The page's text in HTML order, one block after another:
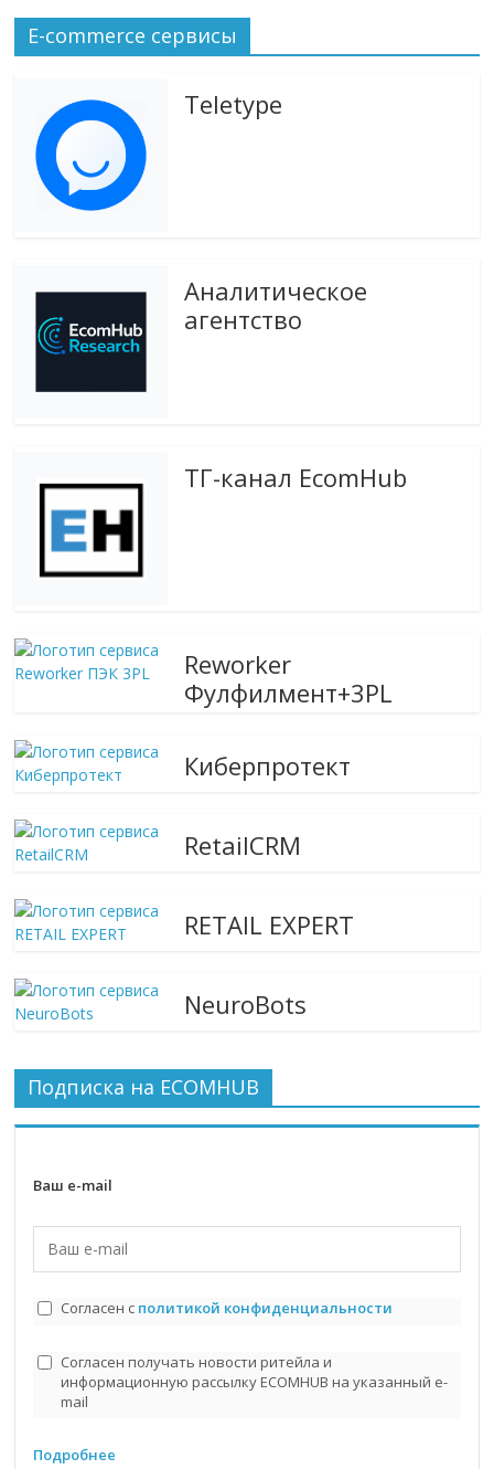
E-commerce сервисы
Teletype
Аналитическое
агентство
ТГ-канал EcomHub
Reworker
Фулфилмент+3PL
Киберпротект
RetailCRM
RETAIL EXPERT
NeuroBots
Подписка на ECOMHUB
Ваш e-mail
Согласен с политикой конфиденциальности
Согласен получать новости ритейла и
информационную рассылку ECOMHUB на указанный e-
mail
Подробнее